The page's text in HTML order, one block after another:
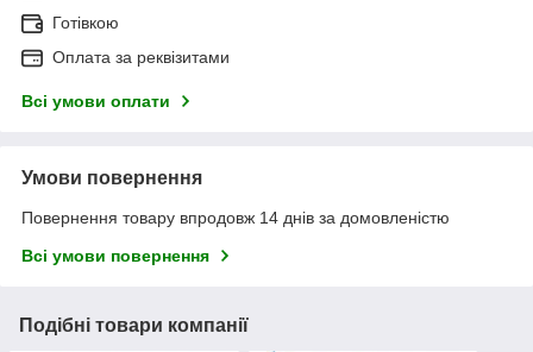
Готівкою
Оплата за реквізитами
Всі умови оплати
Умови повернення
Повернення товару впродовж 14 днів за домовленістю
Всі умови повернення
Подібні товари компанії